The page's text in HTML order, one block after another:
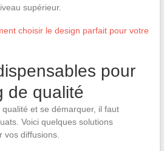
supérieur.
choisir le design parfait pour votre
pour
de qualité
et se démarquer, il faut
Voici quelques solutions
vos diffusions.